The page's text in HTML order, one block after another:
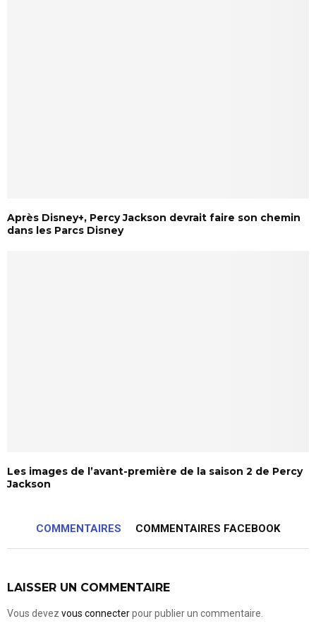
Après Disney+, Percy Jackson devrait faire son chemin
dans les Parcs Disney
Les images de l’avant-première de la saison 2 de Percy
Jackson
COMMENTAIRES COMMENTAIRES FACEBOOK
LAISSER UN COMMENTAIRE
Vous devez vous connecterpour publier un commentaire.